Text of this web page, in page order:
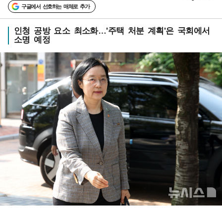
구글에서 선호하는 매체로 추가
인청 공방 요소 최소화…'주택 처분 계획'은 국회에서
소명 예정